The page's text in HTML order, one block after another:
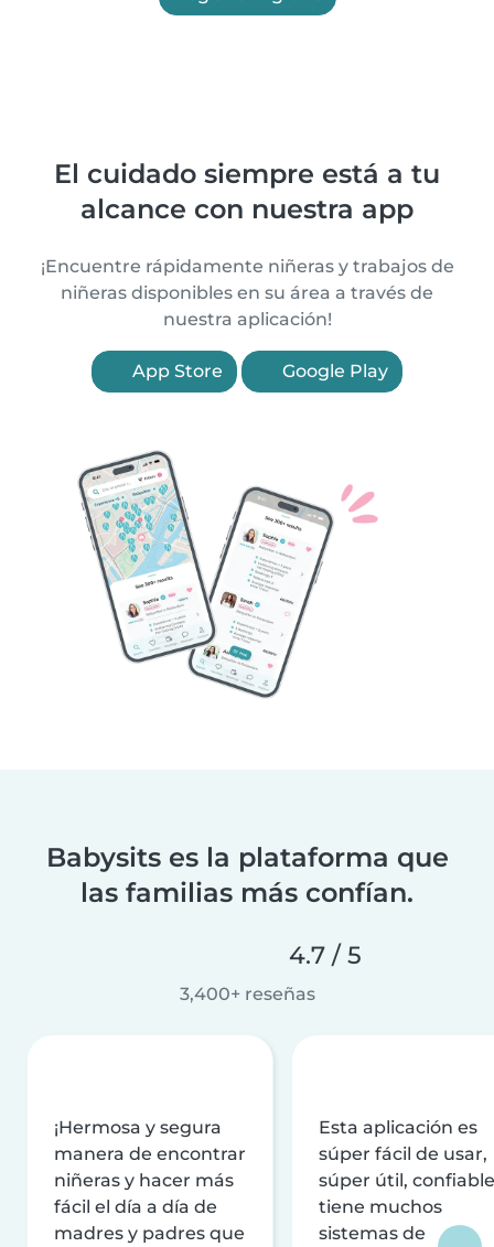
El cuidado siempre está a tu
alcance con nuestra app
¡Encuentre rápidamente niñeras y trabajos de
niñeras disponibles en su área a través de
nuestra aplicación!
App Store Google Play
Babysits es la plataforma que
las familias más confían.
4.7 / 5
3,400+ reseñas
¡Hermosa y segura
manera de encontrar
niñeras y hacer más
fácil el día a día de
madres y padres que
Esta aplicación es
súper fácil de usar,
súper útil,
tiene muchos
sistemas de